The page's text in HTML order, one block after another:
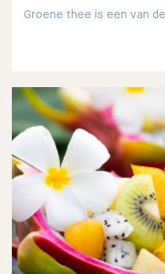
Groene thee is een van